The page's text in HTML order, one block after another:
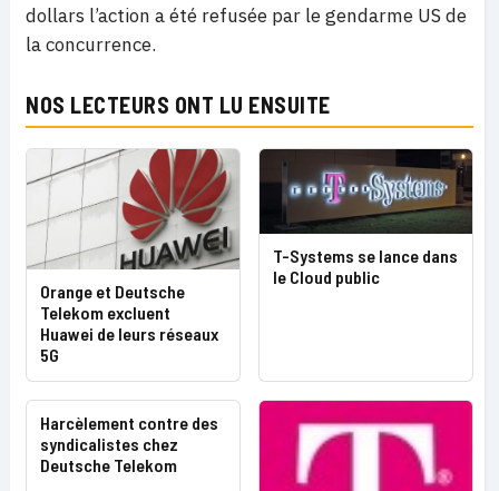
dollars l’action a été refusée par le gendarme US de
la concurrence.
NOS LECTEURS ONT LU ENSUITE
Orange et Deutsche
Telekom excluent
Huawei de leurs réseaux
5G
T-Systems se lance dans
le Cloud public
Harcèlement contre des
syndicalistes chez
Deutsche Telekom